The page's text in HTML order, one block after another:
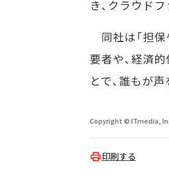
き、クラウド
同社は「担
要者や、経済
とで、誰もが
Copyright © ITmedia,
印刷する